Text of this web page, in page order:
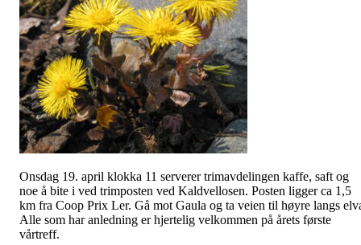
Onsdag 19. april klokka 11 serverer trimavdelingen kaffe, saft og
noe å bite i ved trimposten ved Kaldvellosen. Posten ligger ca 1,5
km fra Coop Prix Ler. Gå mot Gaula og ta veien til høyre langs
Alle som har anledning er hjertelig velkommen på årets første
vårtreff.